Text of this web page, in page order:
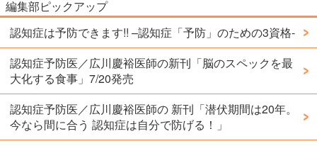
編集部ピックアップ
認知症は予防できます!! –認知症「予防」のための3資格-
認知症予防医／広川慶裕医師の新刊「脳のスペックを最
大化する食事」7/20発売
認知症予防医／広川慶裕医師の 新刊「潜伏期間は20年。
今なら間に合う 認知症は自分で防げる！」